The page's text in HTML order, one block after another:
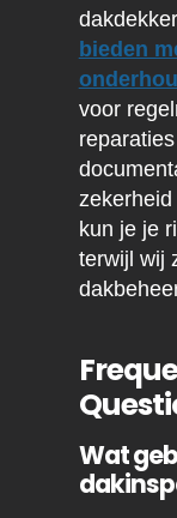
bieden
voor
kun je je
terwijl wij
Wat